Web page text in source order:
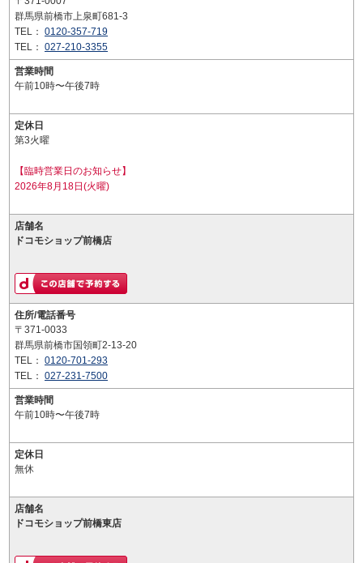
群馬県前橋市上泉町681-3
TEL： 0120-357-719
TEL： 027-210-3355
営業時間
午前10時〜午後7時
定休日
第3火曜
【臨時営業日のお知らせ】
2026年8月18日(火曜)
店舗名
ドコモショップ前橋店
住所/電話番号
〒371-0033
群馬県前橋市国領町2-13-20
TEL： 0120-701-293
TEL： 027-231-7500
営業時間
午前10時〜午後7時
定休日
無休
店舗名
ドコモショップ前橋東店